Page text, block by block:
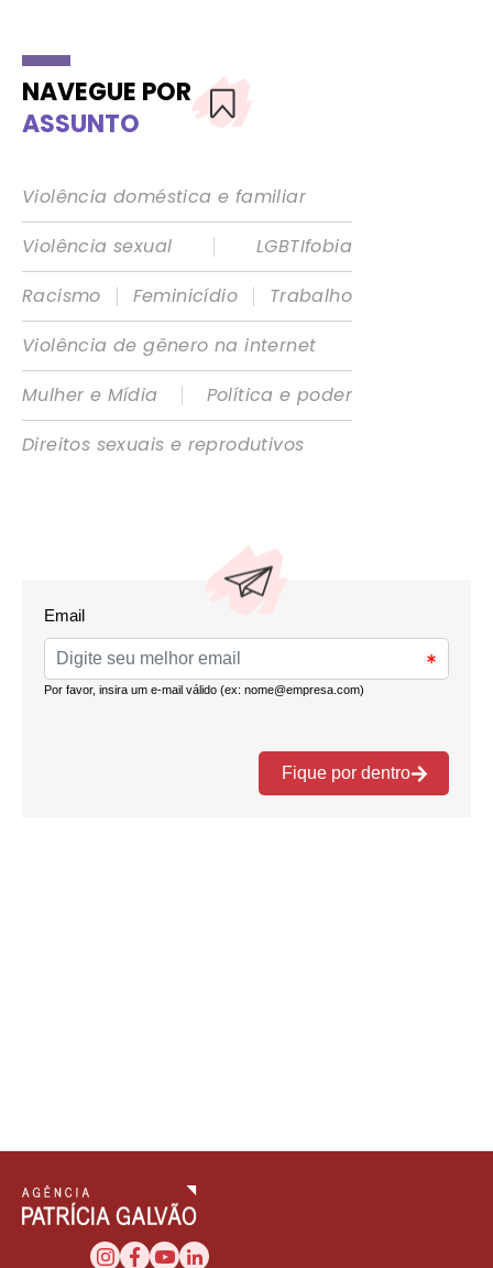
NAVEGUE POR
ASSUNTO
Violência doméstica e familiar
Violência sexual
|
LGBTIfobia
Racismo
| Feminicídio |
Trabalho
Violência de gênero na internet
Mulher e Mídia
|
Política e poder
Direitos sexuais e reprodutivos